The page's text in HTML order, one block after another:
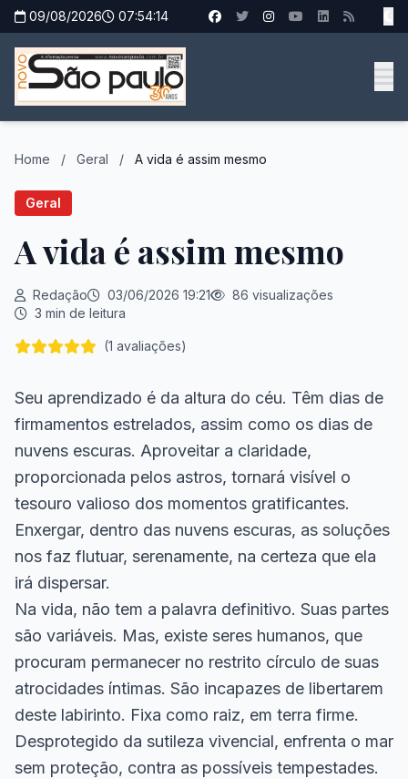
09/08/2026 07:54:14
Home / Geral / A vida é assim mesmo
Geral
A vida é assim mesmo
Redação 03/06/2026 19:21
86 visualizações
3 min de leitura
(1 avaliações)
Seu aprendizado é da altura do céu. Têm dias de
firmamentos estrelados, assim como os dias de
nuvens escuras. Aproveitar a claridade,
proporcionada pelos astros, tornará visível o
tesouro valioso dos momentos gratificantes.
Enxergar, dentro das nuvens escuras, as soluções
nos faz flutuar, serenamente, na certeza que ela
irá dispersar.
Na vida, não tem a palavra definitivo. Suas partes
são variáveis. Mas, existe seres humanos, que
procuram permanecer no restrito círculo de suas
atrocidades íntimas. São incapazes de libertarem
deste labirinto. Fixa como raiz, em terra firme.
Desprotegido da sutileza vivencial, enfrenta o mar
sem proteção, contra as possíveis tempestades.